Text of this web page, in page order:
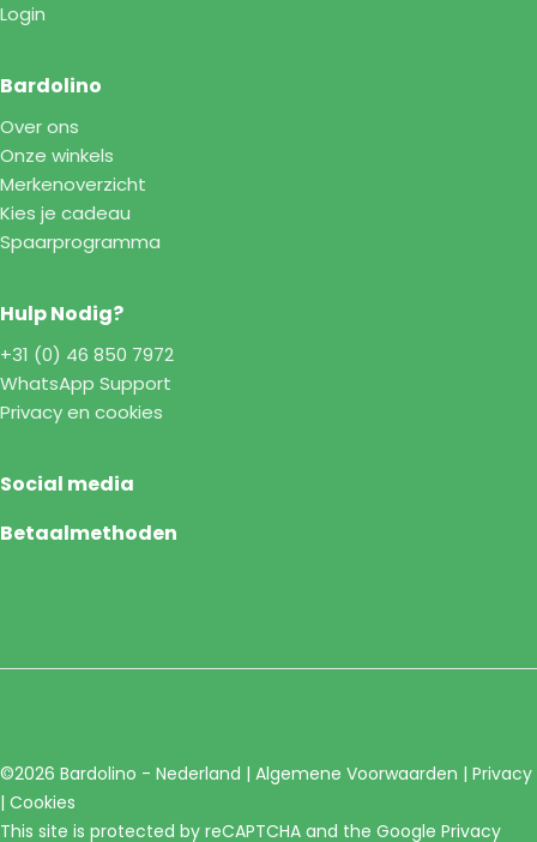
Login
Bardolino
Over ons
Onze winkels
Merkenoverzicht
Kies je cadeau
Spaarprogramma
Hulp Nodig?
+31 (0) 46 850 7972
WhatsApp Support
Privacy en cookies
Social media
Betaalmethoden
©2026 Bardolino - Nederland | Algemene Voorwaarden | Privacy
| Cookies
This site is protected by reCAPTCHA and the Google Privacy